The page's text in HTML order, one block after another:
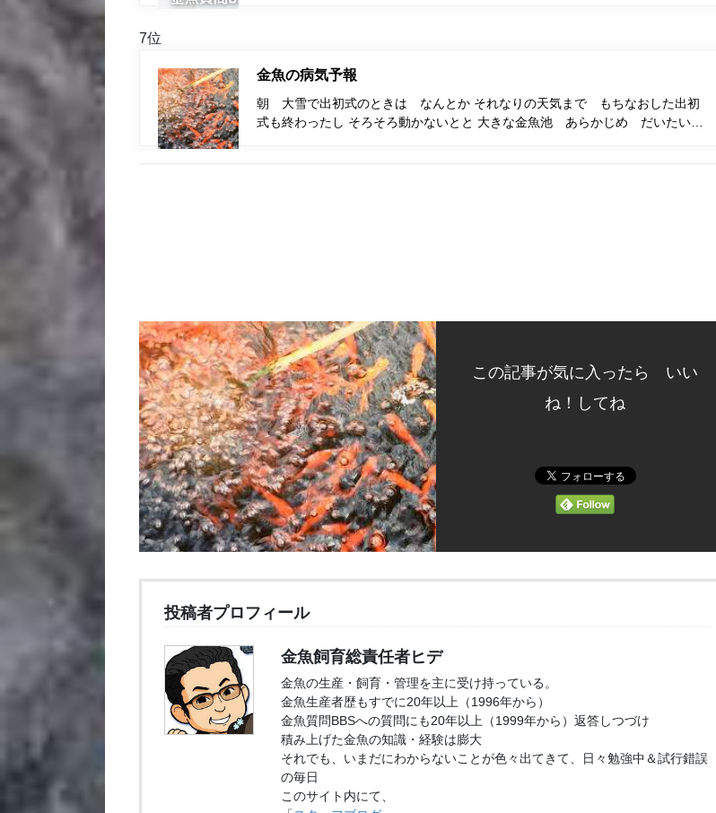
7位
金魚の病気予報
朝 大雪で出初式のときは なんとか それなりの天気まで もちなおした出初
式も終わったし そろそろ動かないとと 大きな金魚池 あらかじめ だいたい…
この記事が気に入ったら いい
ね！してね
投稿者プロフィール
金魚飼育総責任者ヒデ
金魚の生産・飼育・管理を主に受け持っている。
金魚生産者歴もすでに20年以上（1996年から）
金魚質問BBSへの質問にも20年以上（1999年から）返答しつづけ
積み上げた金魚の知識・経験は膨大
それでも、いまだにわからないことが色々出てきて、日々勉強中＆試行錯誤
の毎日
このサイト内にて、